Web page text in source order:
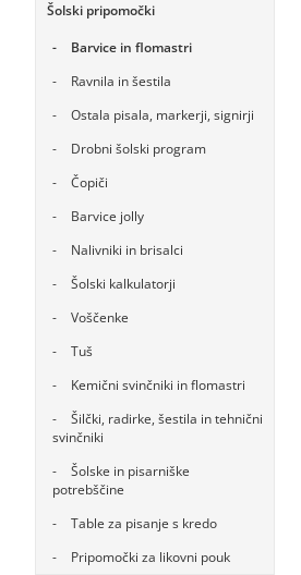
Šolski pripomočki
Barvice in flomastri
Ravnila in šestila
Ostala pisala, markerji, signirji
Drobni šolski program
Čopiči
Barvice jolly
Nalivniki in brisalci
Šolski kalkulatorji
Voščenke
Tuš
Kemični svinčniki in flomastri
Šilčki, radirke, šestila in tehnični
svinčniki
Šolske in pisarniške
potrebščine
Table za pisanje s kredo
Pripomočki za likovni pouk